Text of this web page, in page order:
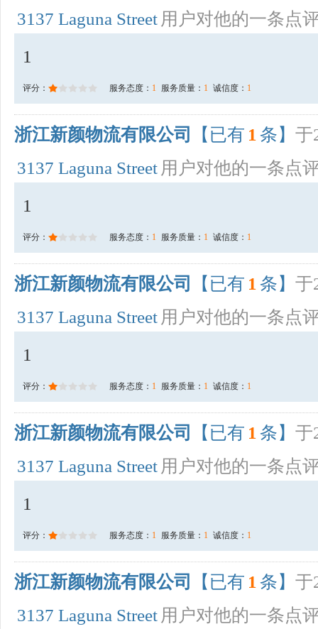
3137 Laguna Street 用户对他的一条点
1
评分： 服务态度： 1 服务质量： 1 诚信度： 1
浙江新颜物流有限公司 【已有 1 条】 于
3137 Laguna Street 用户对他的一条点
1
评分： 服务态度： 1 服务质量： 1 诚信度： 1
浙江新颜物流有限公司 【已有 1 条】 于
3137 Laguna Street 用户对他的一条点
1
评分： 服务态度： 1 服务质量： 1 诚信度： 1
浙江新颜物流有限公司 【已有 1 条】 于
3137 Laguna Street 用户对他的一条点
1
评分： 服务态度： 1 服务质量： 1 诚信度： 1
浙江新颜物流有限公司 【已有 1 条】 于
3137 Laguna Street 用户对他的一条点